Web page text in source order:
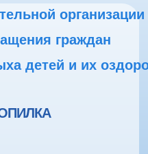
организации
граждан
детей и их